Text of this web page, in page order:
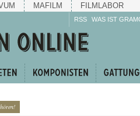
MAFILM FILMLABOR
RSS WAS IST